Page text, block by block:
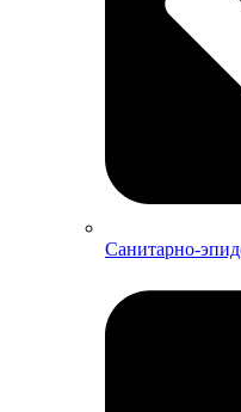
Санитарно-